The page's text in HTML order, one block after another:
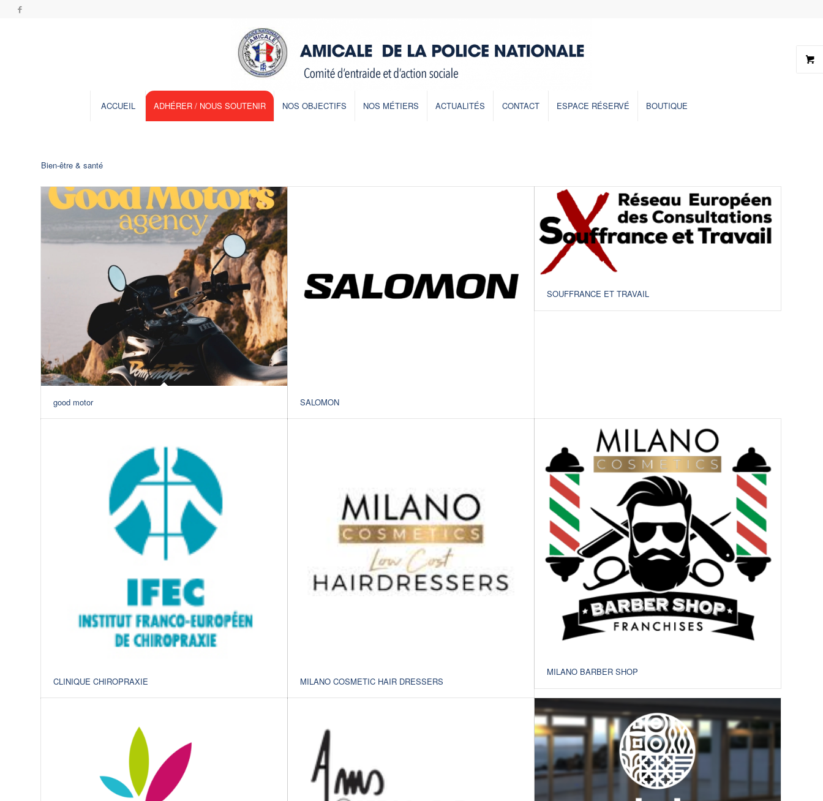
ACCUEIL ADHÉRER / NOUS SOUTENIR NOS OBJECTIFS NOS MÉTIERS ACTUALITÉS CONTACT ESPACE RÉSERVÉ BOUTIQUE
Bien-être & santé
good motor SALOMON
SOUFFRANCE ET TRAVAIL
CLINIQUE CHIROPRAXIE MILANO COSMETIC HAIR DRESSERS
MILANO BARBER SHOP